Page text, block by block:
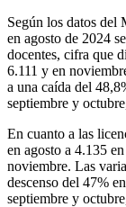
Según los datos del
en agosto de 2024
docentes, cifra que
6.111 y en
a una caída del
septiembre y
En cuanto a las
en agosto a 4.135
noviembre. Las
descenso del 47%
septiembre y